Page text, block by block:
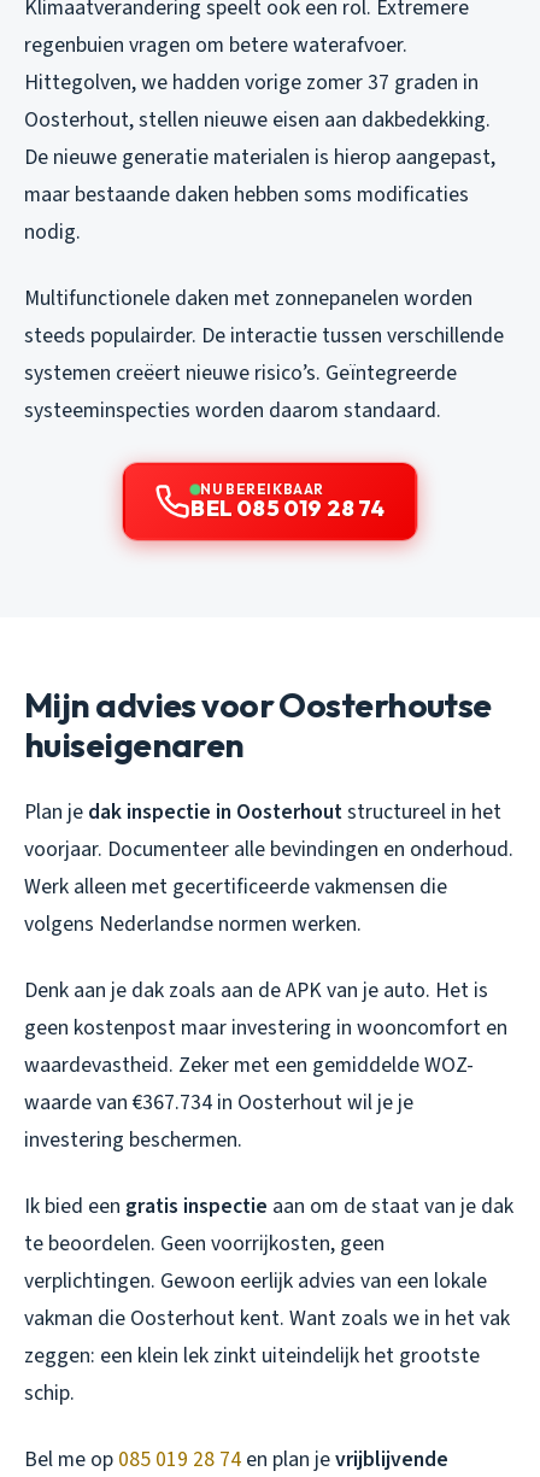
Klimaatverandering speelt ook een rol. Extremere
regenbuien vragen om betere waterafvoer.
Hittegolven, we hadden vorige zomer 37 graden in
Oosterhout, stellen nieuwe eisen aan dakbedekking.
De nieuwe generatie materialen is hierop aangepast,
maar bestaande daken hebben soms modificaties
nodig.
Multifunctionele daken met zonnepanelen worden
steeds populairder. De interactie tussen verschillende
systemen creëert nieuwe risico’s. Geïntegreerde
systeeminspecties worden daarom standaard.
NU BEREIKBAAR
BEL 085 019 28 74
Mijn advies voor Oosterhoutse
huiseigenaren
Plan je dak inspectie in Oosterhoutstructureel in het
voorjaar. Documenteer alle bevindingen en onderhoud.
Werk alleen met gecertificeerde vakmensen die
volgens Nederlandse normen werken.
Denk aan je dak zoals aan de APK van je auto. Het is
geen kostenpost maar investering in wooncomfort en
waardevastheid. Zeker met een gemiddelde WOZ-
waarde van €367.734 in Oosterhout wil je je
investering beschermen.
Ik bied een gratis inspectie aan om de staat van je dak
te beoordelen. Geen voorrijkosten, geen
verplichtingen. Gewoon eerlijk advies van een lokale
vakman die Oosterhout kent. Want zoals we in het vak
zeggen: een klein lek zinkt uiteindelijk het grootste
schip.
Bel me op 085 019 28 74 en plan jevrijblijvende